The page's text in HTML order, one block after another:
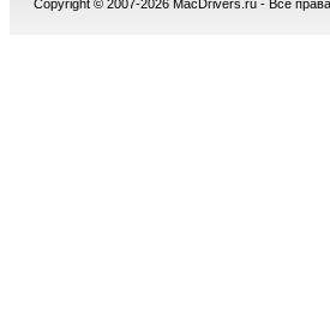
Copyright © 2007-2026 MacDrivers.ru - Все